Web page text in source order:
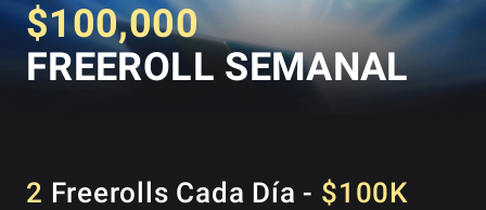
$100,000
FREEROLL SEMANAL
2 Freerolls Cada Día - $100K